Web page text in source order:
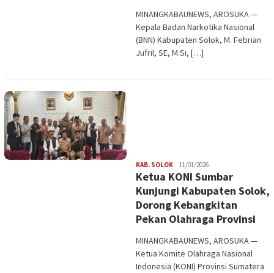
MINANGKABAUNEWS, AROSUKA —
Kepala Badan Narkotika Nasional
(BNN) Kabupaten Solok, M. Febrian
Jufril, SE, M.Si, […]
KAB. SOLOKRedaksi
11/01/2026
Ketua KONI Sumbar
Kunjungi Kabupaten Solok,
Dorong Kebangkitan
Pekan Olahraga Provinsi
MINANGKABAUNEWS, AROSUKA —
Ketua Komite Olahraga Nasional
Indonesia (KONI) Provinsi Sumatera